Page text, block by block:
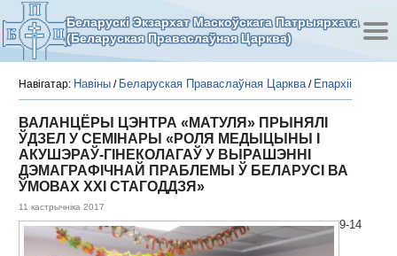
Беларускі Экзархат Маскоўскага Патрыярхата
(Беларуская Праваслаўная Царква)
Навігатар: Навіны / Беларуская Праваслаўная Царква/ Епархіі
ВАЛАНЦЁРЫ ЦЭНТРА «МАТУЛЯ» ПРЫНЯЛІ
ЎДЗЕЛ У СЕМІНАРЫ «РОЛЯ МЕДЫЦЫНЫ І
АКУШЭРАЎ-ГІНЕКОЛАГАЎ У ВЫРАШЭННІ
ДЭМАГРАФІЧНАЙ ПРАБЛЕМЫ Ў БЕЛАРУСІ ВА
ЎМОВАХ ХХІ СТАГОДДЗЯ»
11 кастрычніка 2017
9-14